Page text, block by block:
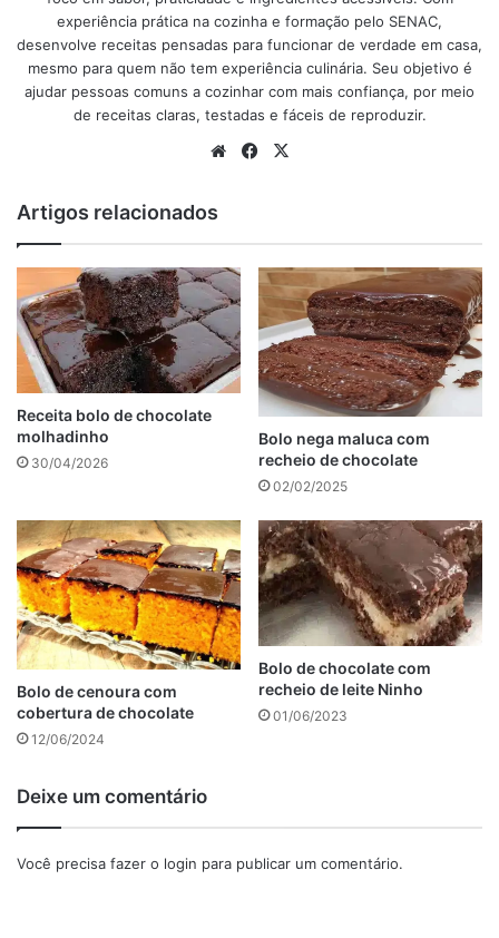
com uma calda de chocolate ou de canela para um toque
extra de sabor e sofisticação. Aprenda agora preparar essa
receita incrível e surpreenda todos com um bolo que vai
encantar toda família e convidados.
anúncio
Ingredientes que usamos para
fazer o bolo Integral de
chocolate com banana.
Como preparar o bolo Integral de chocolate com banana.
Tabela de conteúdos
experiência prática na cozinha e formação pelo SENAC,
desenvolve receitas pensadas para funcionar de verdade em casa,
mesmo para quem não tem experiência culinária. Seu objetivo é
ajudar pessoas comuns a cozinhar com mais confiança, por meio
de receitas claras, testadas e fáceis de reproduzir.
WebsiteFacebook
Artigos relacionados
Receita bolo de chocolate
molhadinho
30/04/2026
Bolo nega maluca com
recheio de chocolate
02/02/2025
Bolo de cenoura com
cobertura de chocolate
12/06/2024
Bolo de chocolate com
recheio de leite Ninho
01/06/2023
Deixe um comentário
Você precisa fazer o login para publicar um comentário.